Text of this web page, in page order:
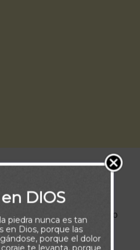
Su confianza en el
sacado de su patria, hecho
DIOS
piedra nunca es tan
en Dios, porque las
porque el dolor
te levanta, porque